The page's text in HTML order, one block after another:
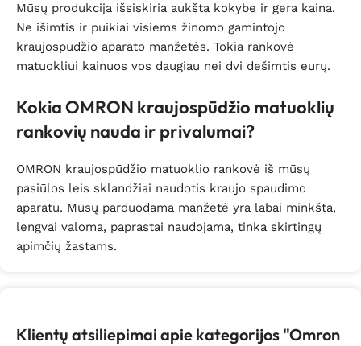
Mūsų produkcija išsiskiria aukšta kokybe ir gera kaina.
Ne išimtis ir puikiai visiems žinomo gamintojo
kraujospūdžio aparato manžetės. Tokia rankovė
matuokliui kainuos vos daugiau nei dvi dešimtis eurų.
Kokia OMRON kraujospūdžio matuoklių
rankovių nauda ir privalumai?
OMRON kraujospūdžio matuoklio rankovė iš mūsų
pasiūlos leis sklandžiai naudotis kraujo spaudimo
aparatu. Mūsų parduodama manžetė yra labai minkšta,
lengvai valoma, paprastai naudojama, tinka skirtingų
apimčių žastams.
Klientų atsiliepimai apie kategorijos "Omron